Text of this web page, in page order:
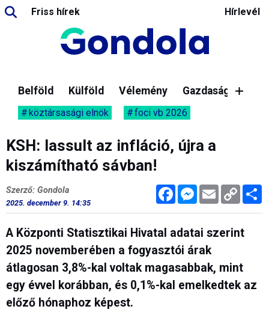
Friss hírek Hírlevél
Belföld Külföld Vélemény Gazdaság
köztársasági elnök foci vb 2026
KSH: lassult az infláció, újra a
kiszámítható sávban!
FacebookMessenger
Email Copy
Link
Szerző: Gondola
2025. december 9. 14:35
A Központi Statisztikai Hivatal adatai szerint
2025 novemberében a fogyasztói árak
átlagosan 3,8%-kal voltak magasabbak, mint
egy évvel korábban, és 0,1%-kal emelkedtek az
előző hónaphoz képest.